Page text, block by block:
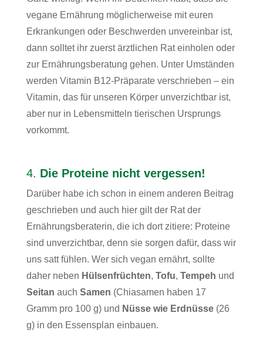
vegane Ernährung möglicherweise mit euren
Erkrankungen oder Beschwerden unvereinbar ist,
dann solltet ihr zuerst ärztlichen Rat einholen oder
zur Ernährungsberatung gehen. Unter Umständen
werden Vitamin B12-Präparate verschrieben – ein
Vitamin, das für unseren Körper unverzichtbar ist,
aber nur in Lebensmitteln tierischen Ursprungs
vorkommt.
4. Die Proteine nicht vergessen!
Darüber habe ich schon in einem anderen Beitrag
geschrieben und auch hier gilt der Rat der
Ernährungsberaterin, die ich dort zitiere: Proteine
sind unverzichtbar, denn sie sorgen dafür, dass wir
uns satt fühlen. Wer sich vegan ernährt, sollte
daher neben Hülsenfrüchten, Tofu, Tempeh und
Seitan auch Samen (Chiasamen haben 17
Gramm pro 100 g) und Nüsse wie Erdnüsse(26
g) in den Essensplan einbauen.